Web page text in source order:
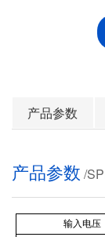
产品参数
产品参数 /
输入电压